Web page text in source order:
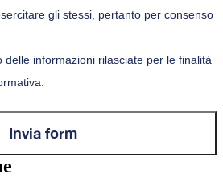
gli stessi, pertanto per consenso
delle informazioni rilasciate per le finalità